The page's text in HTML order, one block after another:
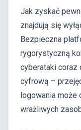
Jak zyskać
znajdują się
Bezpieczna
rygorystyczną
cyberataki coraz
cyfrową –
logowania może
wrażliwych